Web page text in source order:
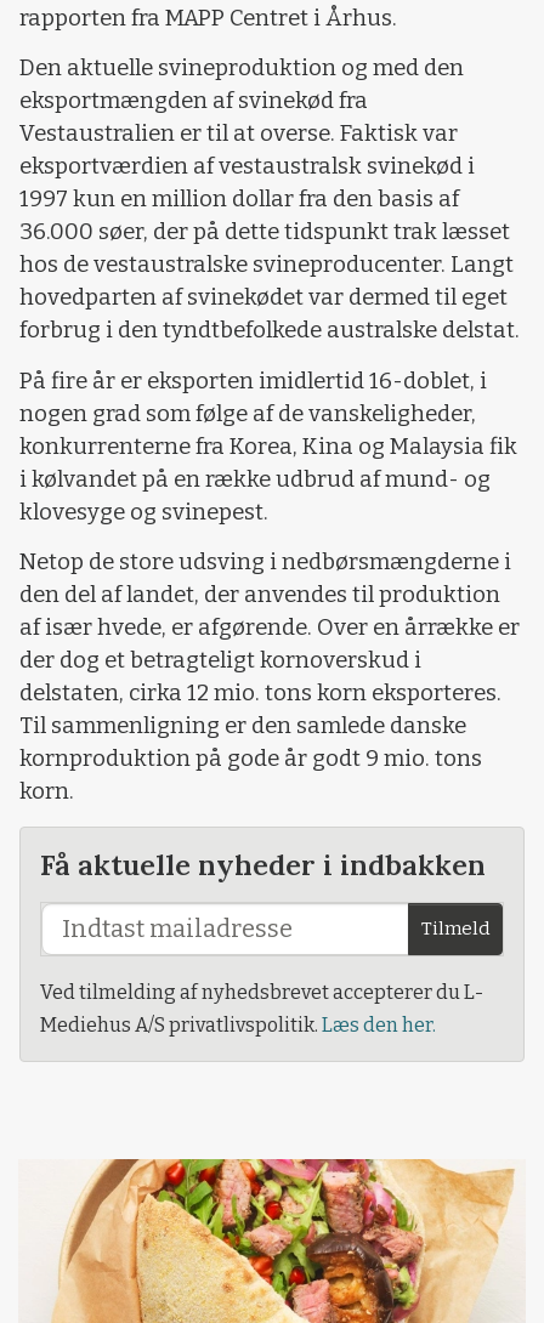
rapporten fra MAPP Centret i Århus.
Den aktuelle svineproduktion og med den
eksportmængden af svinekød fra
Vestaustralien er til at overse. Faktisk var
eksportværdien af vestaustralsk svinekød i
1997 kun en million dollar fra den basis af
36.000 søer, der på dette tidspunkt trak læsset
hos de vestaustralske svineproducenter. Langt
hovedparten af svinekødet var dermed til eget
forbrug i den tyndtbefolkede australske delstat.
På fire år er eksporten imidlertid 16-doblet, i
nogen grad som følge af de vanskeligheder,
konkurrenterne fra Korea, Kina og Malaysia fik
i kølvandet på en række udbrud af mund- og
klovesyge og svinepest.
Netop de store udsving i nedbørsmængderne i
den del af landet, der anvendes til produktion
af især hvede, er afgørende. Over en årrække er
der dog et betragteligt kornoverskud i
delstaten, cirka 12 mio. tons korn eksporteres.
Til sammenligning er den samlede danske
kornproduktion på gode år godt 9 mio. tons
korn.
Få aktuelle nyheder i indbakken
Tilmeld
Ved tilmelding af nyhedsbrevet accepterer du L-
Mediehus A/S privatlivspolitik. Læs den her.